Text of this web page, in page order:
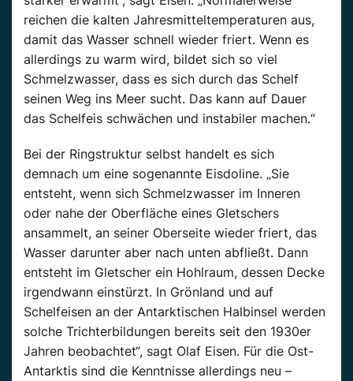
reichen die kalten Jahresmitteltemperaturen aus,
damit das Wasser schnell wieder friert. Wenn es
allerdings zu warm wird, bildet sich so viel
Schmelzwasser, dass es sich durch das Schelf
seinen Weg ins Meer sucht. Das kann auf Dauer
das Schelfeis schwächen und instabiler machen.“
Bei der Ringstruktur selbst handelt es sich
demnach um eine sogenannte Eisdoline. „Sie
entsteht, wenn sich Schmelzwasser im Inneren
oder nahe der Oberfläche eines Gletschers
ansammelt, an seiner Oberseite wieder friert, das
Wasser darunter aber nach unten abfließt. Dann
entsteht im Gletscher ein Hohlraum, dessen Decke
irgendwann einstürzt. In Grönland und auf
Schelfeisen an der Antarktischen Halbinsel werden
solche Trichterbildungen bereits seit den 1930er
Jahren beobachtet“, sagt Olaf Eisen. Für die Ost-
Antarktis sind die Kenntnisse allerdings neu –